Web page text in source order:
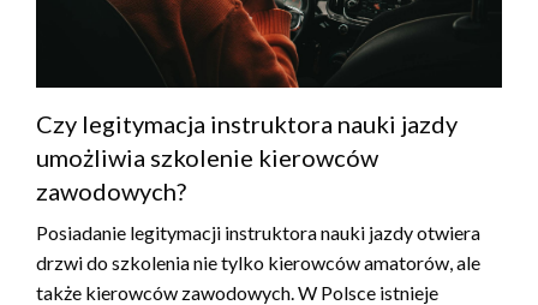
Czy legitymacja instruktora nauki jazdy
umożliwia szkolenie kierowców
zawodowych?
Posiadanie legitymacji instruktora nauki jazdy otwiera
drzwi do szkolenia nie tylko kierowców amatorów, ale
także kierowców zawodowych. W Polsce istnieje